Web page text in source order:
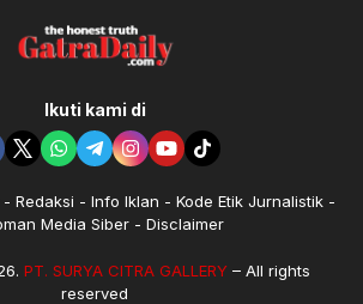
Ikuti kami di
Redaksi Info Iklan
Kode Etik Jurnalistik
Media Siber
Disclaimer
PT. SURYA CITRA GALLERY– All rights
reserved